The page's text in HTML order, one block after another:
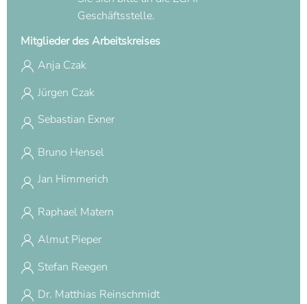
Geschäftsstelle.
Mitglieder des Arbeitskreises
Anja Czak
Jürgen Czak
Sebastian Exner
Bruno Hensel
Jan Himmerich
Raphael Matern
Almut Pieper
Stefan Reegen
Dr. Matthias Reinschmidt